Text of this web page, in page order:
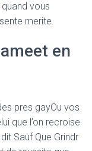
vous
merite.
en
pres gayOu vos
que l’on recroise
Sauf Que Grindr